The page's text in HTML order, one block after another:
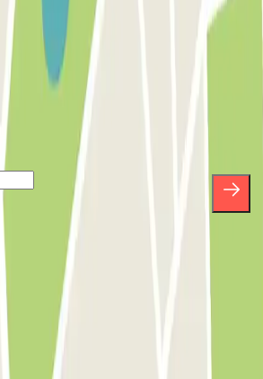
notre newsletter et
des concours et
acceptez notre politique de confidentialité
commerciales de Parclick. Sans
vous désinscrire quand vous le
?